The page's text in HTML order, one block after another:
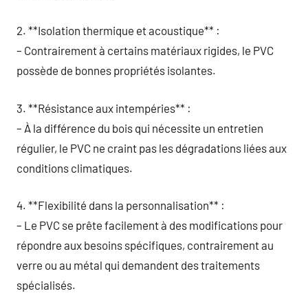
2. **Isolation thermique et acoustique** :
– Contrairement à certains matériaux rigides, le PVC
possède de bonnes propriétés isolantes.
3. **Résistance aux intempéries** :
– À la différence du bois qui nécessite un entretien
régulier, le PVC ne craint pas les dégradations liées aux
conditions climatiques.
4. **Flexibilité dans la personnalisation** :
– Le PVC se prête facilement à des modifications pour
répondre aux besoins spécifiques, contrairement au
verre ou au métal qui demandent des traitements
spécialisés.